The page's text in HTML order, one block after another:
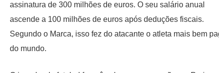
assinatura de 300 milhões de euros. O seu salário anual
ascende a 100 milhões de euros após deduções fiscais.
Segundo o Marca, isso fez do atacante o atleta mais bem
do mundo.